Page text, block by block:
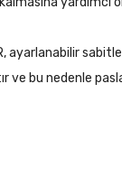
ayarlanabilir
ve bu nedenle